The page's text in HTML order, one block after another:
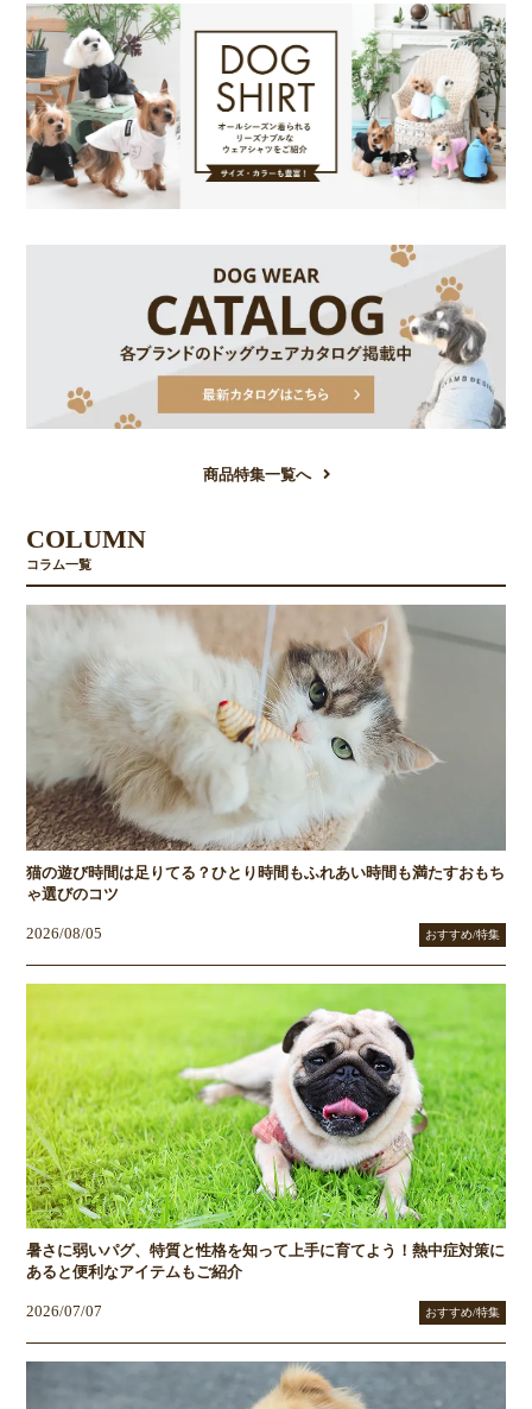
商品特集一覧へ
COLUMN
コラム一覧
猫の遊び時間は足りてる？ひとり時間もふれあい時間も満たすおもち
ゃ選びのコツ
2026/08/05 おすすめ/特集
暑さに弱いパグ、特質と性格を知って上手に育てよう！熱中症対策に
あると便利なアイテムもご紹介
2026/07/07 おすすめ/特集